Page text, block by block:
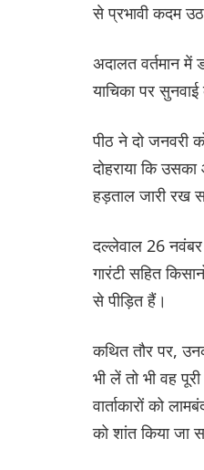
से प्रभावी कदम
अदालत वर्तमान में
याचिका पर
पीठ ने दो जनवरी
दोहराया कि
हड़ताल जारी रख
दल्लेवाल 26
गारंटी सहित
से पीड़ित हैं।
कथित तौर पर,
भी लें तो भी वह
वार्ताकारों को
को शांत किया जा